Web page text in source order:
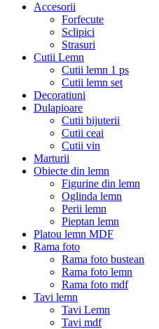
Accesorii
Forfecute
Sclipici
Strasuri
Cutii Lemn
Cutii lemn 1 ps
Cutii lemn set
Decoratiuni
Dulapioare
Cutii bijuterii
Cutii ceai
Cutii vin
Marturii
Obiecte din lemn
Figurine din lemn
Oglinda lemn
Perii lemn
Pieptan lemn
Platou lemn MDF
Rama foto
Rama foto bustean
Rama foto lemn
Rama foto mdf
Tavi lemn
Tavi Lemn
Tavi mdf